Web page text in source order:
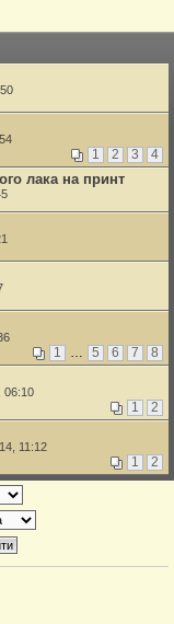
1 2 3 4
лака на принт
1 … 5 6 7 8
06:10
1 2
11:12
1 2